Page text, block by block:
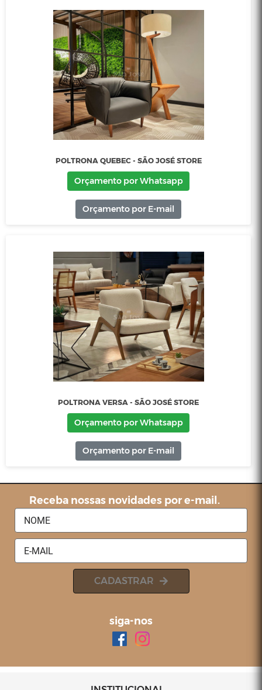
POLTRONA NAZCA GIRATÓRIA - SÃO JOSÉ STORE
Orçamento por Whatsapp
Orçamento por E-mail
POLTRONA QUEBEC - SÃO JOSÉ STORE
Orçamento por Whatsapp
Orçamento por E-mail
POLTRONA VERSA - SÃO JOSÉ STORE
Orçamento por Whatsapp
Orçamento por E-mail
Receba nossas novidades por e-mail.
CADASTRAR
siga-nos